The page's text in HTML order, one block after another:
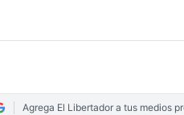
Agrega El Libertador a tus medios